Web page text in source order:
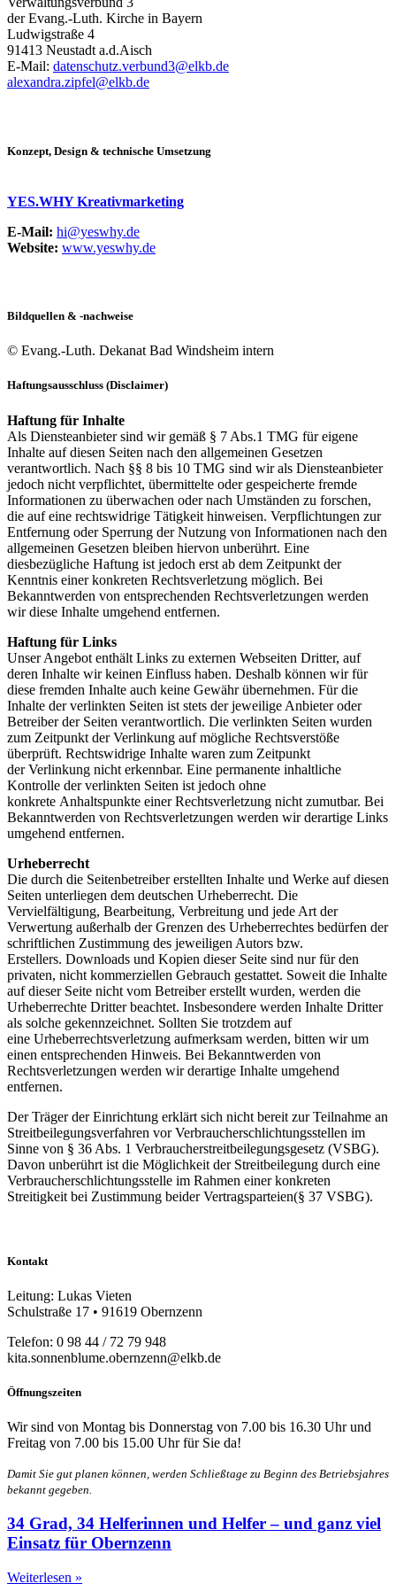
der Evang.-Luth. Kirche in Bayern
Ludwigstraße 4
91413 Neustadt a.d.Aisch
E-Mail: datenschutz.verbund3@elkb.de
alexandra.zipfel@elkb.de
Konzept, Design & technische Umsetzung
YES.WHY Kreativmarketing
E-Mail: hi@yeswhy.de
Website: www.yeswhy.de
Bildquellen & -nachweise
© Evang.-Luth. Dekanat Bad Windsheim intern
Haftungsausschluss (Disclaimer)
Haftung für Inhalte
Als Diensteanbieter sind wir gemäß § 7 Abs.1 TMG für eigene
Inhalte auf diesen Seiten nach den allgemeinen Gesetzen
verantwortlich. Nach §§ 8 bis 10 TMG sind wir als Diensteanbieter
jedoch nicht verpflichtet, übermittelte oder gespeicherte fremde
Informationen zu überwachen oder nach Umständen zu forschen,
die auf eine rechtswidrige Tätigkeit hinweisen. Verpflichtungen zur
Entfernung oder Sperrung der Nutzung von Informationen nach den
allgemeinen Gesetzen bleiben hiervon unberührt. Eine
diesbezügliche Haftung ist jedoch erst ab dem Zeitpunkt der
Kenntnis einer konkreten Rechtsverletzung möglich. Bei
Bekanntwerden von entsprechenden Rechtsverletzungen werden
wir diese Inhalte umgehend entfernen.
Haftung für Links
Unser Angebot enthält Links zu externen Webseiten Dritter, auf
deren Inhalte wir keinen Einfluss haben. Deshalb können wir für
diese fremden Inhalte auch keine Gewähr übernehmen. Für die
Inhalte der verlinkten Seiten ist stets der jeweilige Anbieter oder
Betreiber der Seiten verantwortlich. Die verlinkten Seiten wurden
zum Zeitpunkt der Verlinkung auf mögliche Rechtsverstöße
überprüft. Rechtswidrige Inhalte waren zum Zeitpunkt
der Verlinkung nicht erkennbar. Eine permanente inhaltliche
Kontrolle der verlinkten Seiten ist jedoch ohne
konkrete Anhaltspunkte einer Rechtsverletzung nicht zumutbar. Bei
Bekanntwerden von Rechtsverletzungen werden wir derartige Links
umgehend entfernen.
Urheberrecht
Die durch die Seitenbetreiber erstellten Inhalte und Werke auf diesen
Seiten unterliegen dem deutschen Urheberrecht. Die
Vervielfältigung, Bearbeitung, Verbreitung und jede Art der
Verwertung außerhalb der Grenzen des Urheberrechtes bedürfen der
schriftlichen Zustimmung des jeweiligen Autors bzw.
Erstellers. Downloads und Kopien dieser Seite sind nur für den
privaten, nicht kommerziellen Gebrauch gestattet. Soweit die Inhalte
auf dieser Seite nicht vom Betreiber erstellt wurden, werden die
Urheberrechte Dritter beachtet. Insbesondere werden Inhalte Dritter
als solche gekennzeichnet. Sollten Sie trotzdem auf
eine Urheberrechtsverletzung aufmerksam werden, bitten wir um
einen entsprechenden Hinweis. Bei Bekanntwerden von
Rechtsverletzungen werden wir derartige Inhalte umgehend
entfernen.
Der Träger der Einrichtung erklärt sich nicht bereit zur Teilnahme an
Streitbeilegungsverfahren vor Verbraucherschlichtungsstellen im
Sinne von § 36 Abs. 1 Verbraucherstreitbeilegungsgesetz (VSBG).
Davon unberührt ist die Möglichkeit der Streitbeilegung durch eine
Verbraucherschlichtungsstelle im Rahmen einer konkreten
Streitigkeit bei Zustimmung beider Vertragsparteien(§ 37 VSBG).
Kontakt
Leitung: Lukas Vieten
Schulstraße 17 • 91619 Obernzenn
Telefon: 0 98 44 / 72 79 948
kita.sonnenblume.obernzenn@elkb.de
Öffnungszeiten
Wir sind von Montag bis Donnerstag von 7.00 bis 16.30 Uhr und
Freitag von 7.00 bis 15.00 Uhr für Sie da!
Damit Sie gut planen können, werden Schließtage zu Beginn des Betriebsjahres
bekannt gegeben.
34 Grad, 34 Helferinnen und Helfer – und ganz viel
Einsatz für Obernzenn
Weiterlesen »